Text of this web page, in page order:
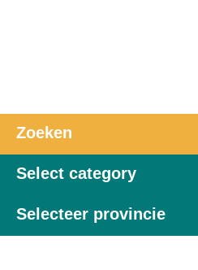
Zoeken
Select category
Selecteer provincie